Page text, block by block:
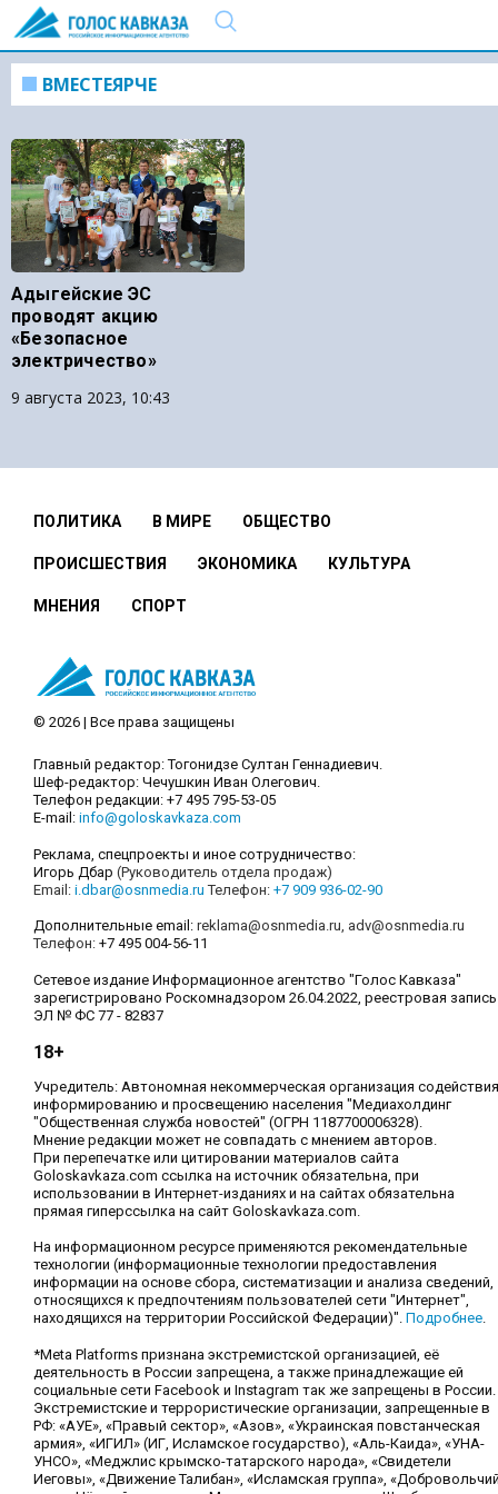
ВМЕСТЕЯРЧЕ
Адыгейские ЭС
проводят акцию
«Безопасное
электричество»
9 августа 2023, 10:43
ПОЛИТИКА В МИРЕ ОБЩЕСТВО
ПРОИСШЕСТВИЯ ЭКОНОМИКА КУЛЬТУРА
МНЕНИЯ СПОРТ
© 2026 | Все права защищены
Главный редактор: Тогонидзе Султан Геннадиевич.
Шеф-редактор: Чечушкин Иван Олегович.
Телефон редакции: +7 495 795-53-05
E-mail: info@goloskavkaza.com
Реклама, спецпроекты и иное сотрудничество:
Игорь Дбар (Руководитель отдела продаж)
Email: i.dbar@osnmedia.ru Телефон: +7 909 936-02-90
Дополнительные email: reklama@osnmedia.ru, adv@osnmedia.ru
Телефон: +7 495 004-56-11
Сетевое издание Информационное агентство "Голос Кавказа"
зарегистрировано Роскомнадзором 26.04.2022, реестровая запись
ЭЛ № ФС 77 - 82837
18+
Учредитель: Автономная некоммерческая организация содействия
информированию и просвещению населения "Медиахолдинг
"Общественная служба новостей" (ОГРН 1187700006328).
Мнение редакции может не совпадать с мнением авторов.
При перепечатке или цитировании материалов сайта
Goloskavkaza.com ссылка на источник обязательна, при
использовании в Интернет-изданиях и на сайтах обязательна
прямая гиперссылка на сайт Goloskavkaza.com.
На информационном ресурсе применяются рекомендательные
технологии (информационные технологии предоставления
информации на основе сбора, систематизации и анализа сведений,
относящихся к предпочтениям пользователей сети "Интернет",
находящихся на территории Российской Федерации)". Подробнее.
*Meta Platforms признана экстремистской организацией, её
деятельность в России запрещена, а также принадлежащие ей
социальные сети Facebook и Instagram так же запрещены в России.
Экстремистские и террористические организации, запрещенные в
РФ: «АУЕ», «Правый сектор», «Азов», «Украинская повстанческая
армия», «ИГИЛ» (ИГ, Исламское государство), «Аль-Каида», «УНА-
УНСО», «Меджлис крымско-татарского народа», «Свидетели
Иеговы», «Движение Талибан», «Исламская группа»,